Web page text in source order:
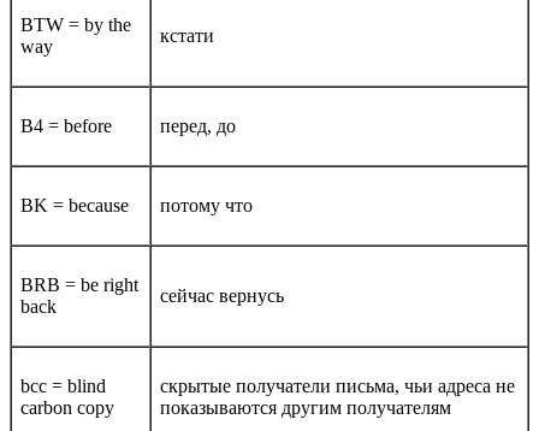
BTW = by the
way
кстати
B4 = before перед, до
BK = because потому что
BRB = be right
back
сейчас вернусь
bcc = blind
carbon copy
скрытые получатели письма, чьи адреса не
показываются другим получателям